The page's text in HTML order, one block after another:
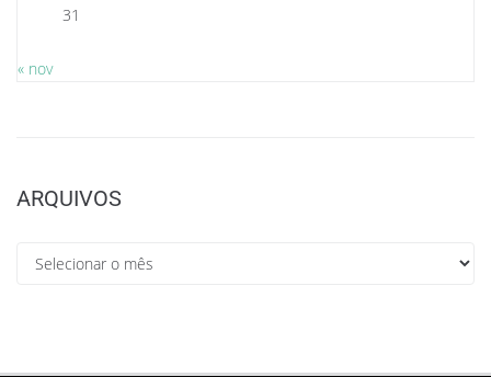
31
« nov
ARQUIVOS